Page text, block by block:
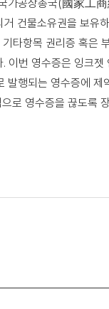
공상총국(國家工
건물소유권을 보
타항목 권리증 혹
번 영수증은 잉크
행되는 영수증에
로 영수증을 끊도